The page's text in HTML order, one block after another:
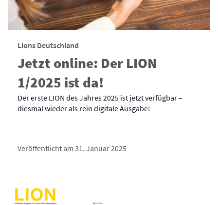
Lions Deutschland
Jetzt online: Der LION
1/2025 ist da!
Der erste LION des Jahres 2025 ist jetzt verfügbar –
diesmal wieder als rein digitale Ausgabe!
Veröffentlicht am 31. Januar 2025